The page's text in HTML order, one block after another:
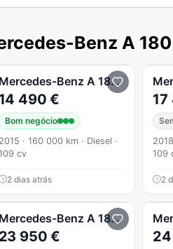
Benz A 180
Mercedes-Benz A 180 d Urban
14 490 €
Bom negócio
2015 · 160 000 km · Diesel ·
cv
2 dias atrás
109
2
Plus Aut.
Mercedes-Benz A 180 Amg
23 950 €